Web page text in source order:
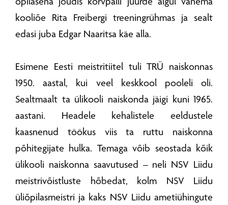
õpilasena jõudis korvpalli juurde algul vanema
kooliõe Rita Freibergi treeningrühmas ja sealt
edasi juba Edgar Naaritsa käe alla.
Esimene Eesti meistritiitel tuli TRÜ naiskonnas
1950. aastal, kui veel keskkool pooleli oli.
Sealtmaalt ta ülikooli naiskonda jäigi kuni 1965.
aastani. Headele kehalistele eeldustele
kaasnenud töökus viis ta ruttu naiskonna
põhitegijate hulka. Temaga võib seostada kõik
ülikooli naiskonna saavutused – neli NSV Liidu
meistrivõistluste hõbedat, kolm NSV Liidu
üliõpilasmeistri ja kaks NSV Liidu ametiühingute